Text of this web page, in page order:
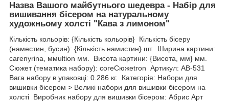
Назва Вашого майбутнього шедевра - Набір для
вишивання бісером на натуральному
художньому холсті "Кава з лимоном"
Кількість кольорів: {Кількість кольорів} Кількість бісеру
(наместин, бусин): {Кількість намистин} шт. Ширина картини:
carenyrina, ммultion мм. Висота картини: {Висота, мм} мм.
Сюжет (тематика набору): coreСюжеtron Артикул: AB-531
Вага набору в упаковці: 0.286 кг. Категорія: Набори для
вишивки бісером > Великі набори для вишивки бісером на
холсті Виробник набору для вишивки бісером: Абрис Арт